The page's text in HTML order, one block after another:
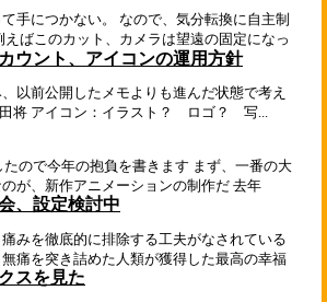
手につかない。 なので、気分転換に自主制
えばこのカット、カメラは望遠の固定になっ
ウント、アイコンの運用方針
以前公開したメモよりも進んだ状態で考え
田将 アイコン：イラスト？ ロゴ？ 写...
ので今年の抱負を書きます まず、一番の大
が、新作アニメーションの制作だ 去年
、設定検討中
みを徹底的に排除する工夫がなされている
痛を突き詰めた人類が獲得した最高の幸福
スを見た